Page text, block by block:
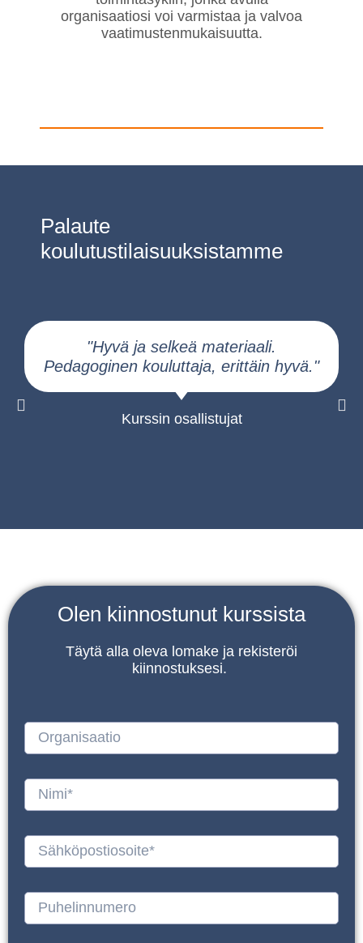
organisaatiosi voi varmistaa ja valvoa
vaatimustenmukaisuutta.
Palaute
koulutustilaisuuksistamme
"Hyvä ja selkeä materiaali.
Pedagoginen kouluttaja, erittäin hyvä."
Kurssin osallistujat
Olen kiinnostunut kurssista
Täytä alla oleva lomake ja rekisteröi
kiinnostuksesi.